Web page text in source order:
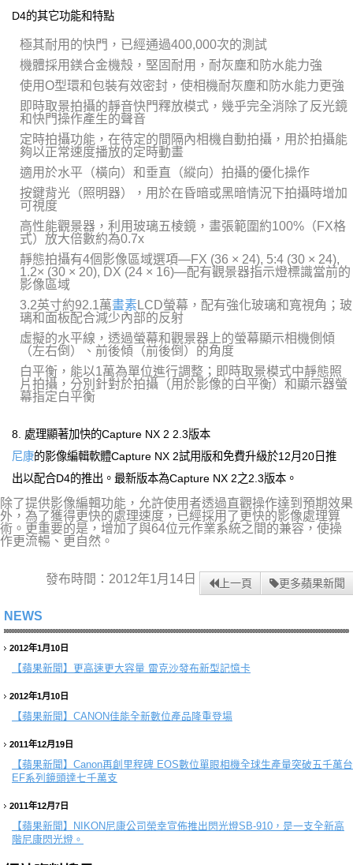
D4的其它功能和特點
極其耐用的快門，已經通過400,000次的測試
機體採用鎂合金機殼，堅固耐用，耐灰塵和防水能力強
使用O型環和包裝有效密封，使相機耐灰塵和防水能力更強
即時取景拍攝的靜音快門釋放模式，幾乎完全消除了反光鏡
和快門操作產生的聲音
定時拍攝功能，在待定的間隔內相機自動拍攝，用於拍攝能
夠以正常速度播放的定時動畫
適用於水平（橫向）和垂直（縱向）拍攝的優化操作
按鍵背光（照明器），用於在昏暗或黑暗情況下拍攝時增加
可視度
高性能觀景器，利用玻璃五棱鏡，畫張範圍約100%（FX格
式）放大倍數約為0.7x
靜態拍攝有4個影像區域選項—FX (36 × 24), 5:4 (30 × 24),
1.2× (30 × 20), DX (24 × 16)—配有觀景器指示燈標識當前的
影像區域
3.2英寸約92.1萬畫素LCD螢幕，配有強化玻璃和寬視角；玻
璃和面板配合減少內部的反射
虛擬的水平線，透過螢幕和觀景器上的螢幕顯示相機側傾
（左右倒）、前後傾（前後倒）的角度
白平衡，能以1萬為單位進行調整；即時取景模式中靜態照
片拍攝，分別針對於拍攝（用於影像的白平衡）和顯示器螢
幕指定白平衡
8. 處理顯著加快的Capture NX 2 2.3版本
尼康的影像編輯軟體Capture NX 2試用版和免費升級於12月20日推
出以配合D4的推出。最新版本為Capture NX 2之2.3版本。
除了提供影像編輯功能，允許使用者透過直觀操作達到預期效果
外，為了獲得更快的處理速度，已經採用了更快的影像處理算
術。更重要的是，增加了與64位元作業系統之間的兼容，使操
作更流暢、更自然。
發布時間：2012年1月14日 上一頁 更多蘋果新聞
NEWS
2012年1月10日
【蘋果新聞】 更高速更大容量 雷克沙發布新型記憶卡
2012年1月10日
【蘋果新聞】 CANON佳能全新數位產品隆重登場
2011年12月19日
【蘋果新聞】 Canon再創里程碑 EOS數位單眼相機全球生產量突破五千萬台
EF系列鏡頭達七千萬支
2011年12月7日
【蘋果新聞】
NIKON尼康公司榮幸宣佈推出閃光燈SB-910，是一支全新高
階尼康閃光燈。